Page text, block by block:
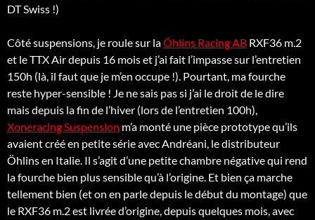
DT Swiss !)
Côté suspensions, je roule sur laÖhlins Racing AB RXF36 m.2
et le TTX Air depuis 16 mois et j’ai fait l’impasse sur l’entretien
150h (là, il faut que je m’en occupe !). Pourtant, ma fourche
reste hyper-sensible ! Je ne sais pas si j’ai le droit de le dire
mais depuis la fin de l’hiver (lors de l’entretien 100h),
Xoneracing Suspension m’a monté une pièce prototype qu’ils
avaient créé en petite série avec Andréani, le distributeur
Öhlins en Italie. Il s’agit d’une petite chambre négative qui rend
la fourche bien plus sensible qu’à l’origine. Et bien ça marche
tellement bien (et on en parle depuis le début du montage) que
le RXF36 m.2 est livrée d’origine, depuis quelques mois, avec